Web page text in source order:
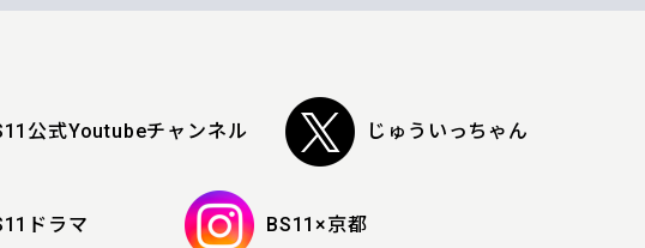
公式Youtubeチャンネル じゅういっちゃん
ドラマ BS11×京都